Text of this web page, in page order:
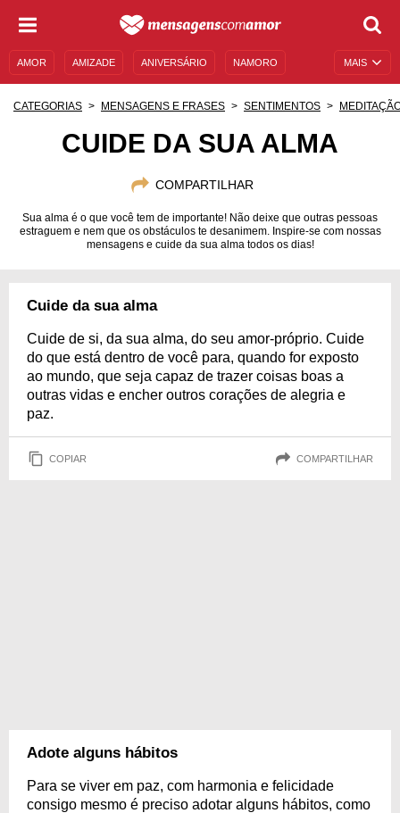
MAIS
AMOR AMIZADE ANIVERSÁRIO NAMORO
CATEGORIAS MENSAGENS E FRASES SENTIMENTOS
CUIDE DA SUA ALMA
COMPARTILHAR
Sua alma é o que você tem de importante! Não deixe que outras pessoas
estraguem e nem que os obstáculos te desanimem. Inspire-se com nossas
mensagens e cuide da sua alma todos os dias!
Cuide da sua alma
Cuide de si, da sua alma, do seu amor-próprio. Cuide
do que está dentro de você para, quando for exposto
ao mundo, que seja capaz de trazer coisas boas a
outras vidas e encher outros corações de alegria e
paz.
COPIAR COMPARTILHAR
Adote alguns hábitos
Para se viver em paz, com harmonia e felicidade
consigo mesmo é preciso adotar alguns hábitos, como